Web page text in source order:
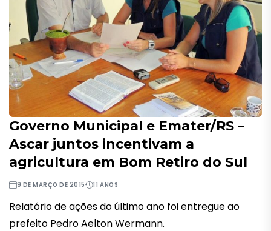
Governo Municipal e Emater/RS –
Ascar juntos incentivam a
agricultura em Bom Retiro do Sul
9 DE MARÇO DE 2015 11 ANOS
Relatório de ações do último ano foi entregue ao
prefeito Pedro Aelton Wermann.